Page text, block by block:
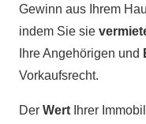
Gewinn aus Ihrem
indem Sie sie
Ihre Angehörigen und
Vorkaufsrecht.
Der Wert Ihrer